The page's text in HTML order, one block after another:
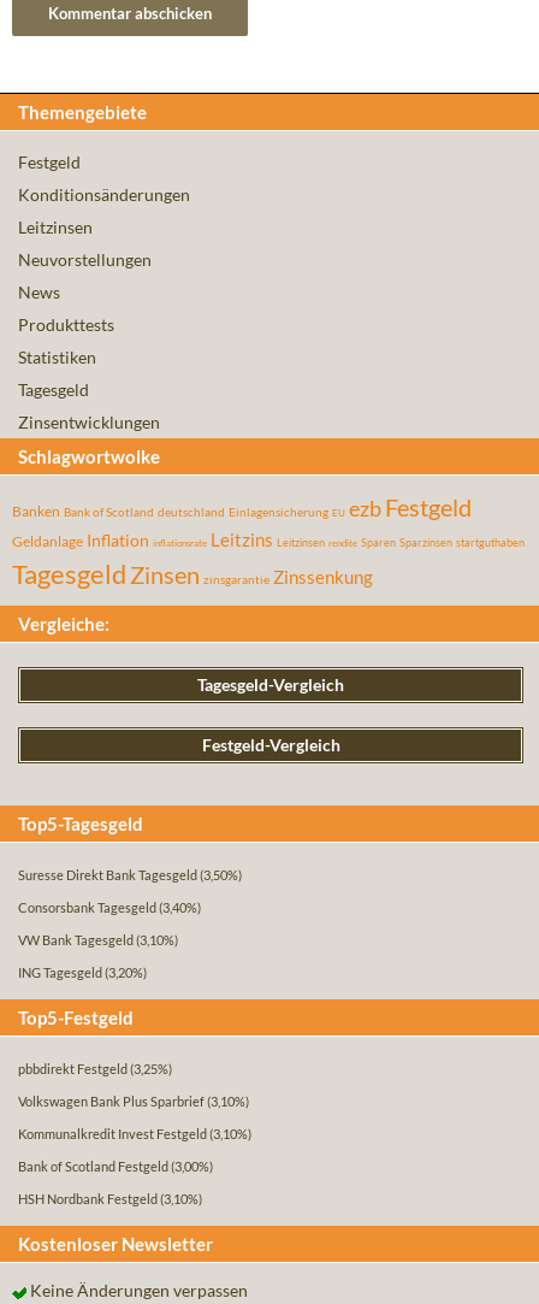
Themengebiete
Festgeld
Konditionsänderungen
Leitzinsen
Neuvorstellungen
News
Produkttests
Statistiken
Tagesgeld
Zinsentwicklungen
Schlagwortwolke
Banken Bank of Scotland deutschland Einlagensicherung EU ezbFestgeld
Geldanlage Inflation inflationsrate Leitzins Leitzinsen rendite Sparen Sparzinsen startguthaben
Tagesgeld Zinsen zinsgarantie Zinssenkung
Vergleiche:
Tagesgeld-Vergleich
Festgeld-Vergleich
Top5-Tagesgeld
Suresse Direkt Bank Tagesgeld (3,50%)
Consorsbank Tagesgeld (3,40%)
VW Bank Tagesgeld (3,10%)
ING Tagesgeld (3,20%)
Top5-Festgeld
pbbdirekt Festgeld (3,25%)
Volkswagen Bank Plus Sparbrief(3,10%)
Kommunalkredit Invest Festgeld (3,10%)
Bank of Scotland Festgeld (3,00%)
HSH Nordbank Festgeld (3,10%)
Kostenloser Newsletter
Keine Änderungen verpassen